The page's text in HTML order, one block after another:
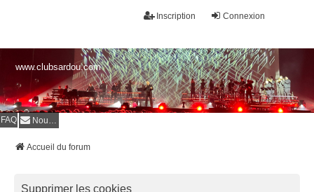
Connexion
Inscription
www.clubsardou.com
FAQ Nous contacter
Accueil du forum
Supprimer les cookies